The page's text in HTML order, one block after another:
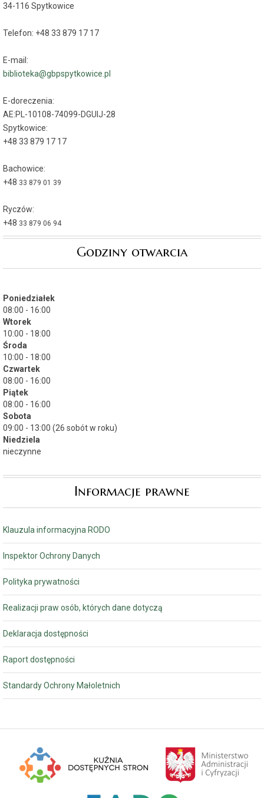
34-116 Spytkowice
Telefon: +48 33 879 17 17
E-mail:
biblioteka@gbpspytkowice.pl
E-doreczenia:
AE:PL-10108-74099-DGUIJ-28
Spytkowice:
+48 33 879 17 17
Bachowice:
+48 33 879 01 39
Ryczów:
+48 33 879 06 94
Godziny otwarcia
Poniedziałek
08:00 - 16:00
Wtorek
10:00 - 18:00
Środa
10:00 - 18:00
Czwartek
08:00 - 16:00
Piątek
08:00 - 16:00
Sobota
09:00 - 13:00 (26 sobót w roku)
Niedziela
nieczynne
Informacje prawne
Klauzula informacyjna RODO
Inspektor Ochrony Danych
Polityka prywatności
Realizacji praw osób, których dane dotyczą
Deklaracja dostępności
Raport dostępności
Standardy Ochrony Małoletnich